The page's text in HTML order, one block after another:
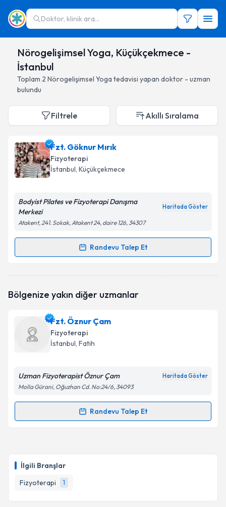
Doktor, klinik ara...
Nörogelişimsel Yoga, Küçükçekmece -
İstanbul
Toplam 2 Nörogelişimsel Yoga tedavisi yapan doktor - uzman
bulundu
İlgili Branşlar
Fizyoterapi
1
Filtrele Akıllı Sıralama
Fzt. Göknur Mırık
Fizyoterapi
İstanbul, Küçükçekmece
Bodyist Pilates ve Fizyoterapi Danışma
Merkezi
Haritada Göster
Atakent, 241. Sokak, Atakent 24, daire 126, 34307
Randevu Talep Et
Randevu Takvimi Talebi
oluşturun. Size bu uzmandan randevu almanız için bir
E-posta Adresiniz
Kişisel verilerimin işlenmesine ilişkin
Aydınlatma
Metni'ni okudum ve kişisel verilerimin belirtilen
Bölgenize yakın diğer uzmanlar
Fzt. Öznur Çam
Fizyoterapi
İstanbul, Fatih
Uzman Fizyoterapist Öznur Çam Haritada Göster
Molla Gürani, Oğuzhan Cd. No:24/6, 34093
Randevu Talep Et
Randevu Takvimi Talebi
hazırlandığında e-posta ile bilgilendireceğiz.
E-posta Adresiniz